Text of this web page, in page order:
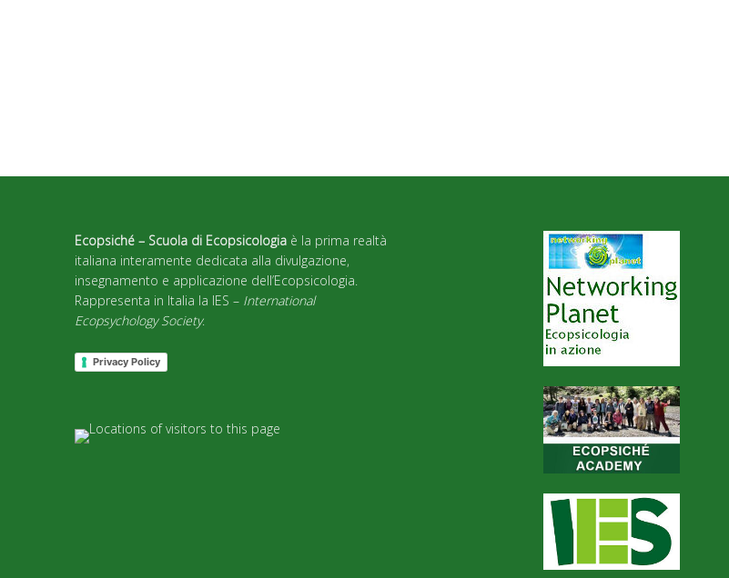
Ecopsiché – Scuola di Ecopsicologia è la prima realtà
italiana interamente dedicata alla divulgazione,
insegnamento e applicazione dell’Ecopsicologia.
Rappresenta in Italia la IES – International
Ecopsychology Society.
Privacy Policy